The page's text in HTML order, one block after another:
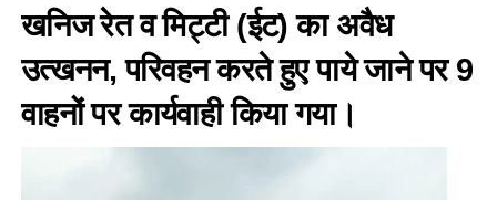
खनिज रेत व मिट्टी (ईट) का अवैध
उत्खनन, परिवहन करते हुए पाये जाने पर 9
वाहनों पर कार्यवाही किया गया।